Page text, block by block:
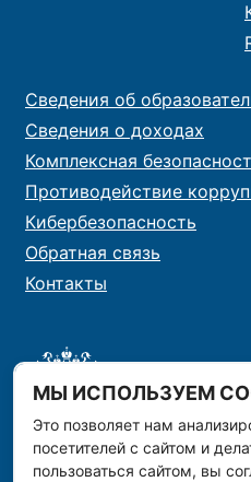
МЫ ИСПОЛЬЗУЕМ
Это позволяет нам
посетителей с сайтом и
пользоваться сайтом, вы
Сведения об
Сведения о доходах
Комплексная
Противодействие
Кибербезопасность
Обратная связь
Контакты